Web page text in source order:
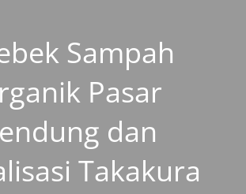
Sampah
Pasar
dan
Takakura